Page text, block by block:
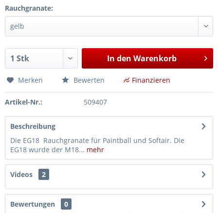
Rauchgranate:
In den Warenkorb
Merken Bewerten Finanzieren
Artikel-Nr.: 509407
Beschreibung
Die EG18 Rauchgranate für Paintball und Softair. Die
EG18 wurde der M18... mehr
Videos 2
Bewertungen
0